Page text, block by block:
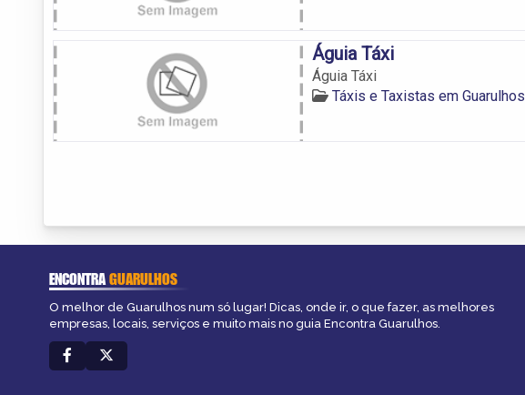
Águia Táxi
Águia Táxi
Táxis e Taxistas em Guarulhos
ENCONTRAGUARULHOS
O melhor de Guarulhos num só lugar! Dicas, onde ir, o que fazer, as melhores
empresas, locais, serviços e muito mais no guia Encontra Guarulhos.